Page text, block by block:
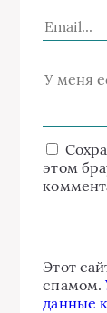
этом
Этот
спамом.
данные